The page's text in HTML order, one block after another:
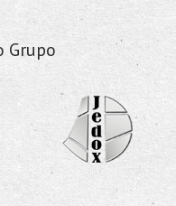
Grupo